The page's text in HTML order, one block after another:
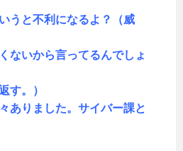
うと不利になるよ？（威
ないから言ってるんでしょ
す。）
ありました。サイバー課と